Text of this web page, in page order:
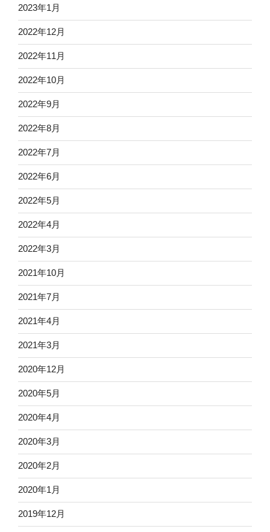
2023年1月
2022年12月
2022年11月
2022年10月
2022年9月
2022年8月
2022年7月
2022年6月
2022年5月
2022年4月
2022年3月
2021年10月
2021年7月
2021年4月
2021年3月
2020年12月
2020年5月
2020年4月
2020年3月
2020年2月
2020年1月
2019年12月